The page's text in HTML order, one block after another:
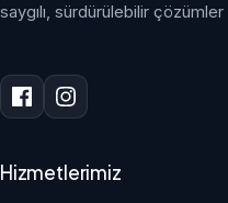
saygılı, sürdürülebilir
Hizmetlerimiz